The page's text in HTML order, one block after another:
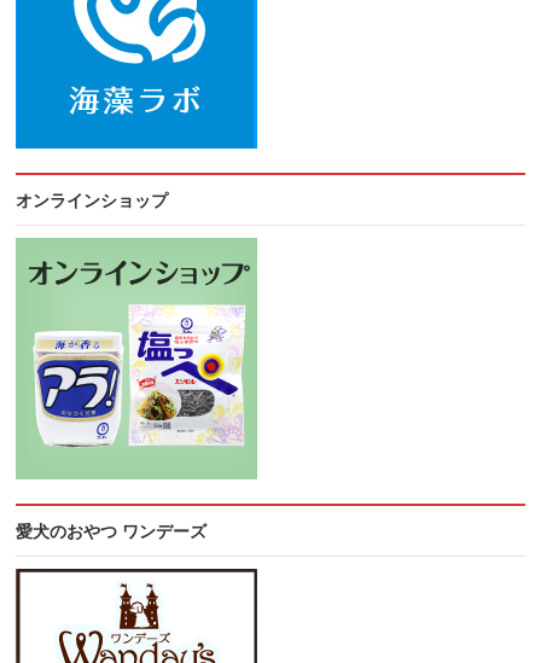
オンラインショップ
愛犬のおやつ ワンデーズ